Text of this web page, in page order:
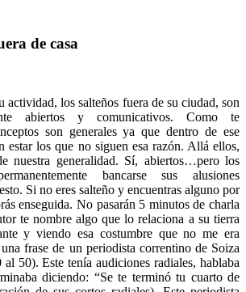
de casa
los salteños fuera de su ciudad, son
abiertos y comunicativos. Como te
son generales ya que dentro de ese
estar los que no siguen esa razón. Allá ellos,
nuestra generalidad. Sí, abiertos…pero los
bancarse sus alusiones
Si no eres salteño y encuentras alguno por
enseguida. No pasarán 5 minutos de charla
te nombre algo que lo relaciona a su tierra
y viendo esa costumbre que no me era
una frase de un periodista correntino de Soiza
50). Este tenía audiciones radiales, hablaba
diciendo: “Se te terminó tu cuarto de